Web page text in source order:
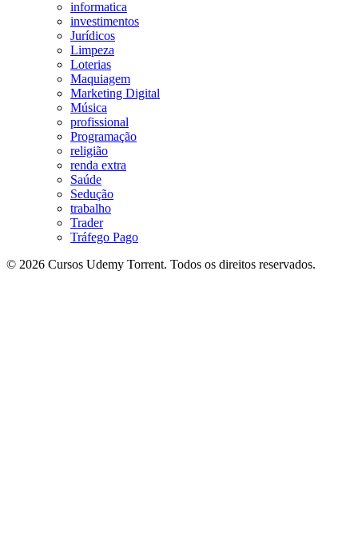
informatica
investimentos
Jurídicos
Limpeza
Loterias
Maquiagem
Marketing Digital
Música
profissional
Programação
religião
renda extra
Saúde
Sedução
trabalho
Trader
Tráfego Pago
© 2026 Cursos Udemy Torrent. Todos os direitos reservados.